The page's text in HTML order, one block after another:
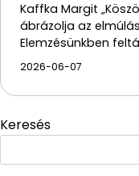
Kaffka Margit
ábrázolja az
Elemzésünkben
2026-06-07
Keresés